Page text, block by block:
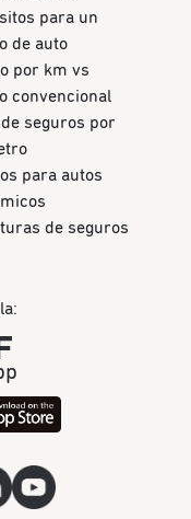
para un
de auto
por km vs
convencional
seguros por
para autos
de seguros